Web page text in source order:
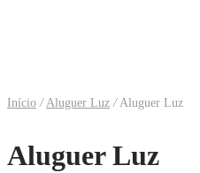
Início / Aluguer Luz /Aluguer Luz
Aluguer Luz